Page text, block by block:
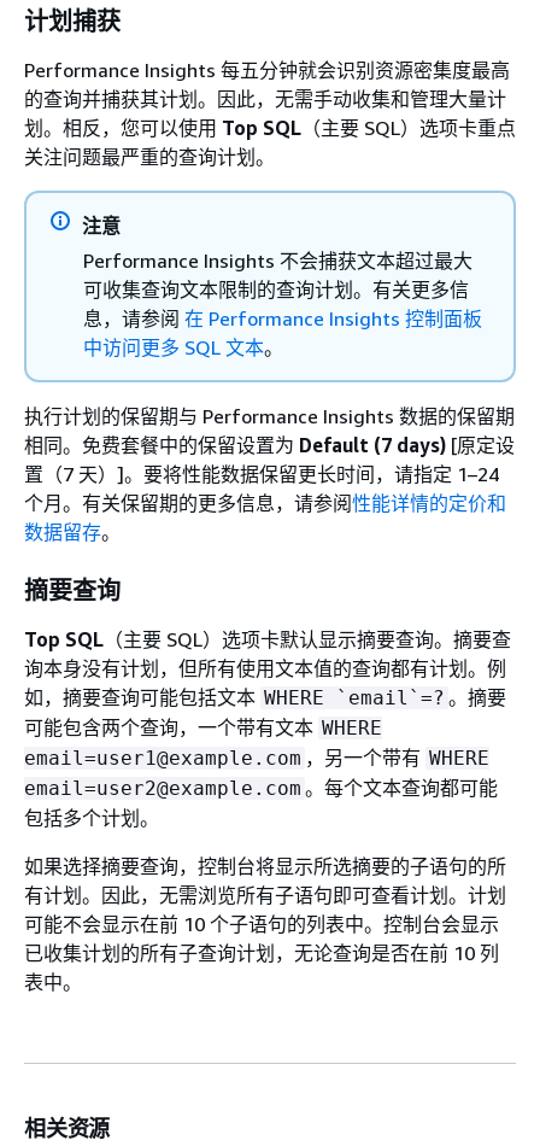
计划捕获
Performance Insights 每五分钟就会识别资源密集度最高
的查询并捕获其计划。因此，无需手动收集和管理大量计
划。相反，您可以使用 Top SQL （主要 SQL）选项卡重点
关注问题最严重的查询计划。
注意
Performance Insights 不会捕获文本超过最大
可收集查询文本限制的查询计划。有关更多信
息，请参阅 在 Performance Insights 控制面板
中访问更多 SQL 文本。
执行计划的保留期与 Performance Insights 数据的保留期
相同。 免费套餐中的保留设置为 Default (7 days) [原定设
置（7 天）]。要将性能数据保留更长时间，请指定 1–24
个月。有关保留期的更多信息，请参阅性能详情的定价和
数据留存。
摘要查询
Top SQL （主要 SQL）选项卡默认显示摘要查询。摘要查
询本身没有计划，但所有使用文本值的查询都有计划。例
如，摘要查询可能包括文本 WHERE `email`=? 。摘要
可能包含两个查询，一个带有文本 WHERE
email=user1@example.com ，另一个带有 WHERE
email=user2@example.com 。每个文本查询都可能
包括多个计划。
如果选择摘要查询，控制台将显示所选摘要的子语句的所
有计划。因此，无需浏览所有子语句即可查看计划。计划
可能不会显示在前 10 个子语句的列表中。控制台会显示
已收集计划的所有子查询计划，无论查询是否在前 10 列
表中。
相关资源